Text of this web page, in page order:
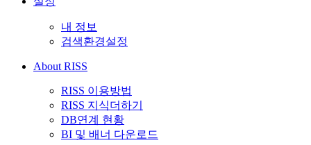
내 정보
검색환경설정
About RISS
RISS 이용방법
RISS 지식더하기
DB연계 현황
BI 및 배너 다운로드